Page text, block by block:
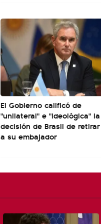
El Gobierno calificó de
"unilateral" e "ideológica" la
decisión de Brasil de retirar
a su embajador